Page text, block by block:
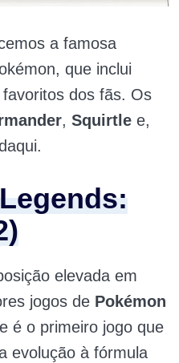
a famosa
que inclui
dos fãs. Os
, Squirtle e,
elevada em
jogos de Pokémon
é o primeiro jogo que
evolução à fórmula